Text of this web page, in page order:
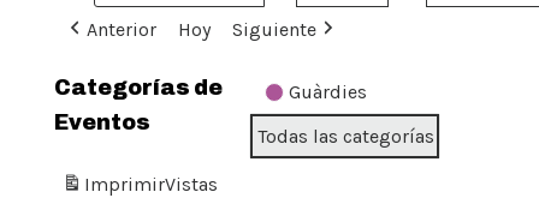
Anterior Hoy Siguiente
Categorías de
Eventos
Guàrdies
Todas las categorías
ImprimirVistas